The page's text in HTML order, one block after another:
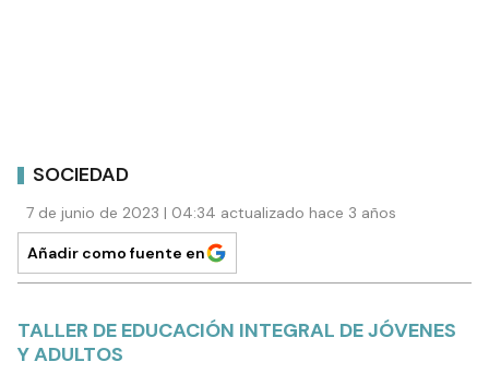
SOCIEDAD
7 de junio de 2023 | 04:34 actualizado hace 3 años
Añadir como fuente en
TALLER DE EDUCACIÓN INTEGRAL DE JÓVENES
Y ADULTOS